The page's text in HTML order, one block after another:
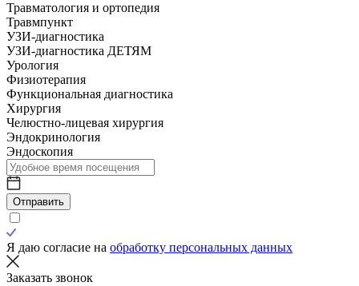
Травматология и ортопедия
Травмпункт
УЗИ-диагностика
УЗИ-диагностика ДЕТЯМ
Урология
Физиотерапия
Функциональная диагностика
Хирургия
Челюстно-лицевая хирургия
Эндокринология
Эндоскопия
Отправить
Я даю согласие на обработку персональных данных
Заказать звонок